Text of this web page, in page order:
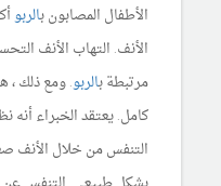
الأطفال المصابون بالربو
الأنف. التهاب الأنف
مرتبطة بالربو. ومع ذلك ،
كامل. يعتقد الخبراء أنه
التنفس من خلال الأنف